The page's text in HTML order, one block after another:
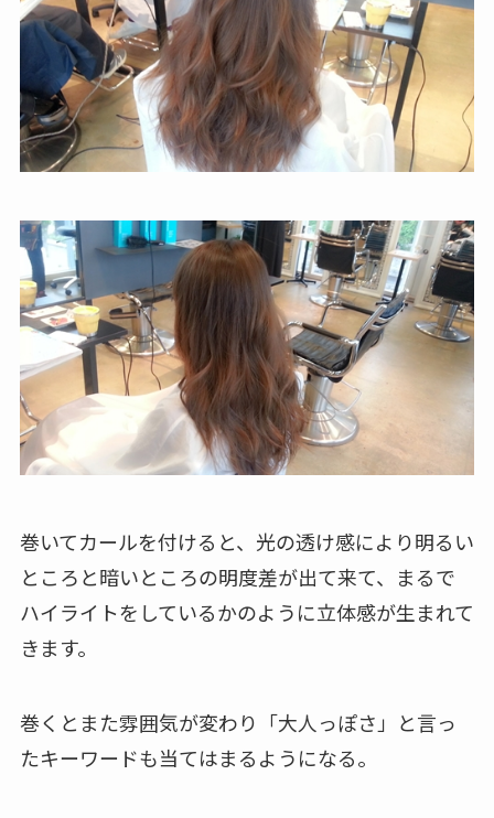
巻いてカールを付けると、光の透け感により明るい
ところと暗いところの明度差が出て来て、まるで
ハイライトをしているかのように立体感が生まれて
きます。
巻くとまた雰囲気が変わり「大人っぽさ」と言っ
たキーワードも当てはまるようになる。